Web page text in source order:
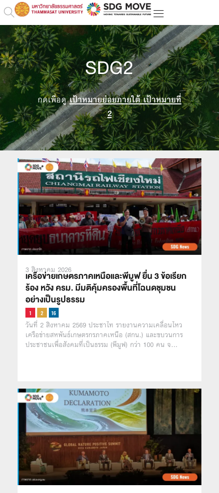
SDG2
กดเพื่อดูเป้าหมายย่อยภายใต้ เป้าหมายที่
2
3 สิงหาคม 2026
เครือข่ายเกษตรภาคเหนือและพีมูฟ ยื่น 3 ข้อเรียก
ร้อง หวัง ครม. มีมติคุ้มครองพื้นที่โฉนดชุมชน
อย่างเป็นรูปธรรม
วันที่ 2 สิงหาคม 2569 ประชาไท รายงานความเคลื่อนไหว
เครือข่ายสหพันธ์เกษตรกรภาคเหนือ (สกน.) และขบวนการ
ประชาชนเพื่อสังคมที่เป็นธรรม (พีมูฟ) กว่า 100 คน จ…